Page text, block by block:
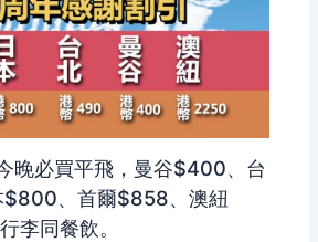
晚必買平飛，曼谷$400、台
、首爾$858、澳紐
李同餐飲。